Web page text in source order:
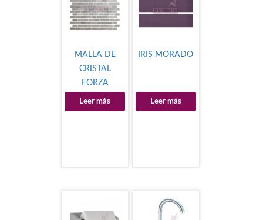
MALLA DE
CRISTAL
FORZA
Leer más
IRIS MORADO
Leer más